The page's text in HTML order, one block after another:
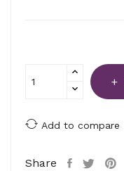
Add to compare
Share